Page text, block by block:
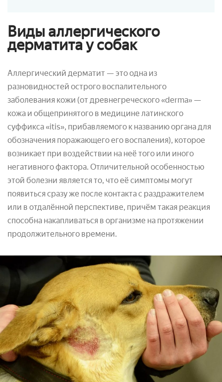
Виды аллергического
дерматита у собак
Аллергический дерматит — это одна из
разновидностей острого воспалительного
заболевания кожи (от древнегреческого «derma» —
кожа и общепринятого в медицине латинского
суффикса «itis», прибавляемого к названию органа для
обозначения поражающего его воспаления), которое
возникает при воздействии на неё того или иного
негативного фактора. Отличительной особенностью
этой болезни является то, что её симптомы могут
появиться сразу же после контакта с раздражителем
или в отдалённой перспективе, причём такая реакция
способна накапливаться в организме на протяжении
продолжительного времени.